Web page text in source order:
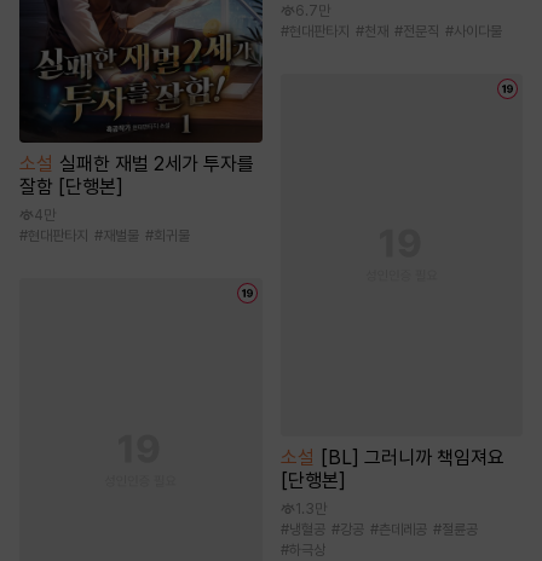
소설 실패한 재벌 2세가 투자를
잘함 [단행본]
4만
#현대판타지 # 재벌물 #회귀물
6.7만
#현대판타지 #천재 #전문직 #사이다물
소설
[BL] 그러니까 책임져요
[단행본]
1.3만
#냉혈공 #강공 #츤데레공 #절륜공
#하극상